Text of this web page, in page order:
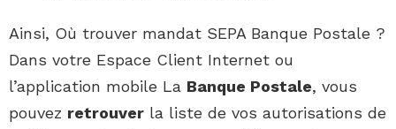
Ainsi, Où trouver mandat SEPA Banque Postale ?
Dans votre Espace Client Internet ou
l’application mobile La Banque Postale, vous
pouvez retrouver la liste de vos autorisations de